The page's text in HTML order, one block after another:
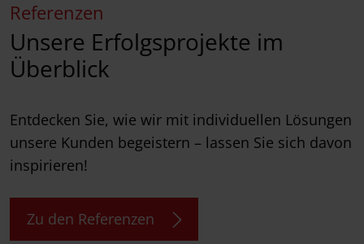
Referenzen
Unsere Erfolgsprojekte im
Überblick
Entdecken Sie, wie wir mit individuellen Lösungen
unsere Kunden begeistern – lassen Sie sich davon
inspirieren!
Zu den Referenzen